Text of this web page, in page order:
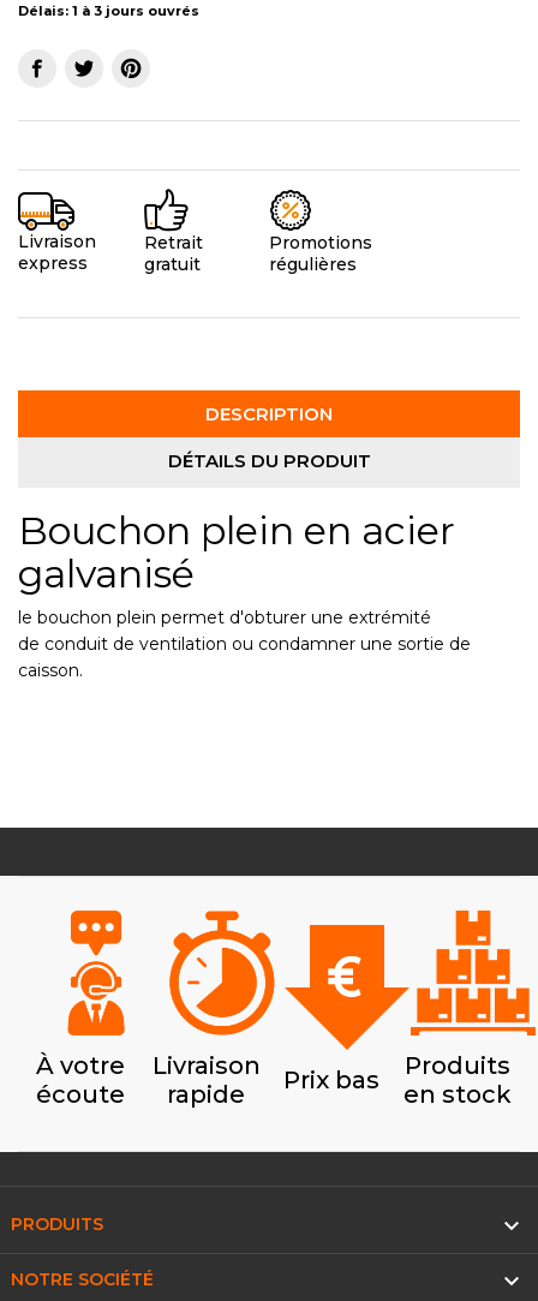
Délais: 1 à 3 jours ouvrés
Livraison
express
Retrait
gratuit
Promotions
régulières
DESCRIPTION
DÉTAILS DU PRODUIT
Bouchon plein en acier
galvanisé
le bouchon plein permet d'obturer une extrémité
de conduit de ventilation ou condamner une sortie de
caisson.
À votre
écoute
Livraison
rapide
Prix bas
Produits
en stock
PRODUITS 
NOTRE SOCIÉTÉ 